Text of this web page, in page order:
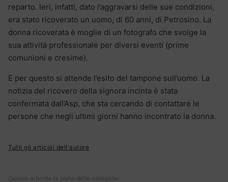
reparto. Ieri, infatti, dato l’aggravarsi delle sue condizioni,
era stato ricoverato un uomo, di 60 anni, di Petrosino. La
donna ricoverata è moglie di un fotografo che svolge la
sua attività professionale per diversi eventi (prime
comunioni e cresime).
E per questo si attende l’esito del tampone sull’uomo. La
notizia del ricovero della signora incinta è stata
confermata dall’Asp, che sta cercando di contattare le
persone che negli ultimi giorni hanno incontrato la donna.
Tutti gli articoli dell'autore
Questo articolo fa parte delle categorie: